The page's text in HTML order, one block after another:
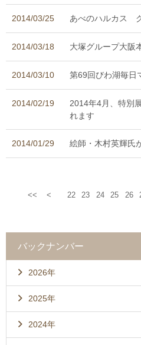
2014/03/25 あべのハルカス
2014/03/18 大塚グループ大阪
2014/03/10 第69回びわ湖毎日
2014/02/19
2014年4月、特別
れます
2014/01/29 絵師・木村英輝氏
<< < 22 23 24 25 26
バックナンバー
2026年
2025年
2024年